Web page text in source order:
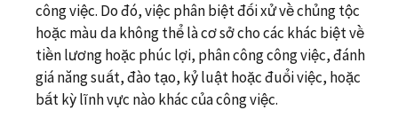
công việc. Do đó, việc phân biệt đối xử về chủng tộc
hoặc màu da không thể là cơ sở cho các khác biệt về
tiền lương hoặc phúc lợi, phân công công việc, đánh
giá năng suất, đào tạo, kỷ luật hoặc đuổi việc, hoặc
bất kỳ lĩnh vực nào khác của công việc.